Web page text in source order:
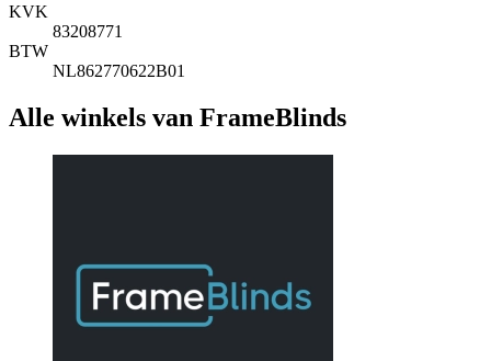
KVK
83208771
BTW
NL862770622B01
Alle winkels van FrameBlinds